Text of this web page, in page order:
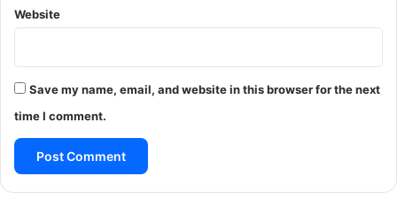
Website
Save my name, email, and website in this browser for the next
time I comment.